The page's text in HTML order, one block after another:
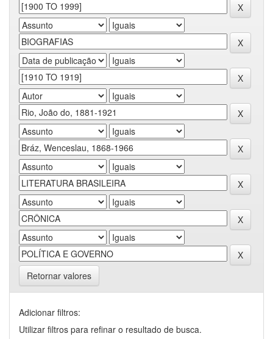
Retornar valores
Adicionar filtros:
Utilizar filtros para refinar o resultado de busca.